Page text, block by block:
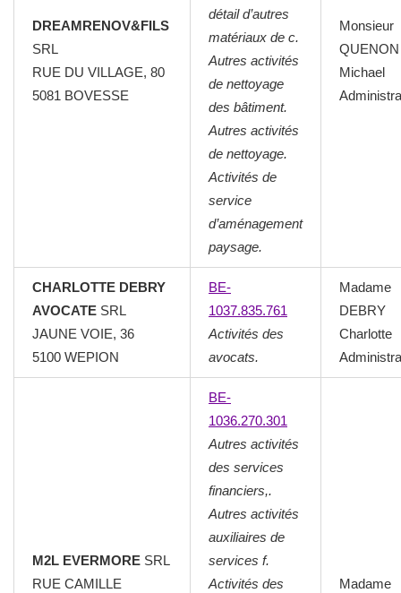
DREAMRENOV&FILS
SRL
RUE DU VILLAGE, 80
5081 BOVESSE
détail d’autres
matériaux de c.
Autres activités
de nettoyage
des bâtiment.
Autres activités
de nettoyage.
Activités de
service
d’aménagement
paysage.
Monsieur
QUENON
Michael
CHARLOTTE DEBRY
AVOCATE SRL
JAUNE VOIE, 36
5100 WEPION
BE-
1037.835.761
Activités des
avocats.
Madame
DEBRY
Charlotte
M2L EVERMORE SRL
RUE CAMILLE
BE-
1036.270.301
Autres activités
des services
financiers,.
Autres activités
auxiliaires de
services f.
Activités des
Madame